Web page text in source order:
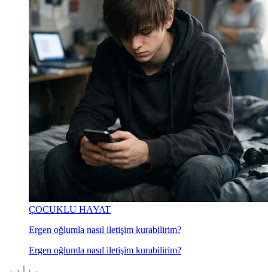
ÇOCUKLU HAYAT
Ergen oğlumla nasıl iletişim kurabilirim?
Ergen oğlumla nasıl iletişim kurabilirim?